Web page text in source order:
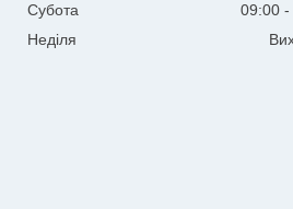
Субота
09:00
Неділя